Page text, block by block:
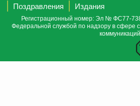
Поздравления
Издания
Регистрационный номер: Эл № ФС77-
Федеральной службой по надзору в сфере